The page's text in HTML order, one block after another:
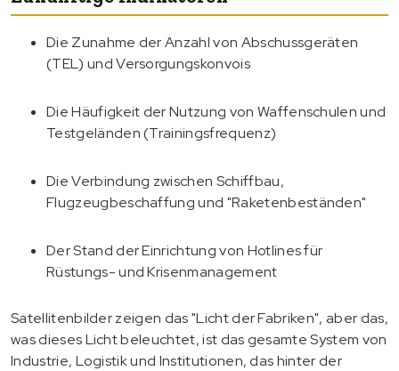
Die Zunahme der Anzahl von Abschussgeräten
(TEL) und Versorgungskonvois
Die Häufigkeit der Nutzung von Waffenschulen und
Testgeländen (Trainingsfrequenz)
Die Verbindung zwischen Schiffbau,
Flugzeugbeschaffung und "Raketenbeständen"
Der Stand der Einrichtung von Hotlines für
Rüstungs- und Krisenmanagement
Satellitenbilder zeigen das "Licht der Fabriken", aber das,
was dieses Licht beleuchtet, ist das gesamte System von
Industrie, Logistik und Institutionen, das hinter der